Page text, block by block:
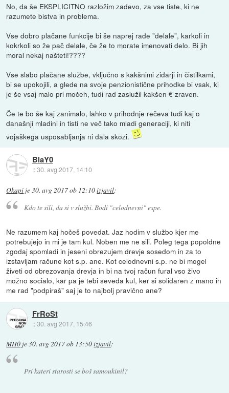
No, da še EKSPLICITNO razložim zadevo, za vse tiste, ki ne
razumete bistva in problema.
Vse dobro plačane funkcije bi še naprej rade "delale", karkoli in
kokrkoli so že pač delale, če že to morate imenovati delo. Bi jih
moral nekaj našteti!????
Vse slabo plačane službe, vključno s kakšnimi zidarji in čistilkami,
bi se upokojili, a glede na svoje penzionistične prihodke bi vsak, ki
je še vsaj malo pri močeh, tudi rad zaslužil kakšen € zraven.
Če te bo še kaj zanimalo, lahko v prihodnje rečeva tudi kaj o
današnji mladini in tisti ne več tako mladi generaciji, ki niti
vojaškega usposabljanja ni dala skozi.
BlaY0
::30. avg 2017, 14:10
Okapi je30. avg 2017 ob 12:10izjavil:
Kdo te sili, da si v službi. Bodi "celodnevni" espe.
Ne razumem kaj hočeš povedat. Jaz hodim v službo kjer me
potrebujejo in mi je tam kul. Noben me ne sili. Poleg tega popoldne
zgodaj spomladi in jeseni obrezujem drevje sosedom in za to
izstavljam račune kot s.p. ane. Kot celodnevni s.p. ne bi mogel
živeti od obrezovanja drevja in bi na tvoj račun fural vso živo
možno socialo, kar pa je tebi seveda kul, ker si solidaren z mano in
me rad "podpiraš" saj je to najbolj pravično ane?
FrRoSt
::30. avg 2017, 15:46
MH0 je30. avg 2017 ob 13:50izjavil:
Pri kateri starosti se boš samoukinil?